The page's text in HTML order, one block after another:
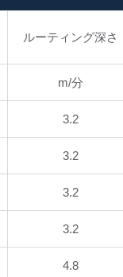
ルーティング深さ
m/分
3.2
3.2
3.2
3.2
4.8